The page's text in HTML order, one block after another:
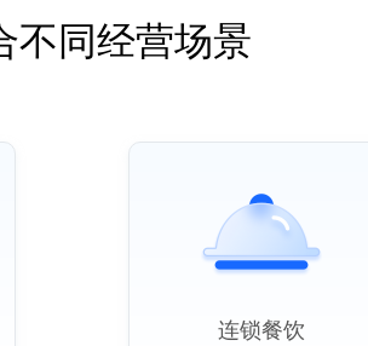
不同经营场景
连锁餐饮